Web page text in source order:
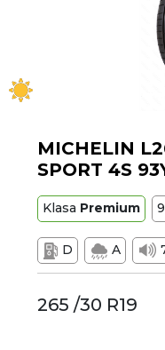
MICHELIN
SPORT 4S
Klasa Premium
D A
265 /30 R19